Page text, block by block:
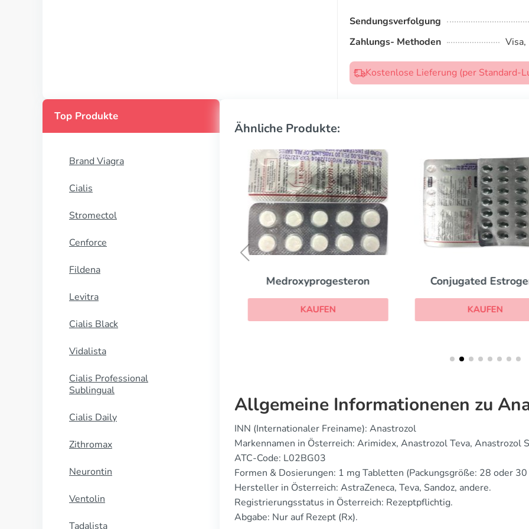
Sendungsverfolgung
Zahlungs- Methoden
Visa,
Kostenlose Lieferung (per
Top Produkte
Brand Viagra
Cialis
Stromectol
Cenforce
Fildena
Levitra
Cialis Black
Vidalista
Cialis Professional
Sublingual
Cialis Daily
Zithromax
Neurontin
Ventolin
Tadalista
Ähnliche Produkte:
Medroxyprogesteron
KAUFEN
Conjugated
KAUFEN
Allgemeine Informationenen zu
INN (Internationaler Freiname): Anastrozol
Markennamen in Österreich: Arimidex, Anastrozol Teva, Anastrozol
ATC-Code: L02BG03
Formen & Dosierungen: 1 mg Tabletten (Packungsgröße: 28 oder
Hersteller in Österreich: AstraZeneca, Teva, Sandoz, andere.
Registrierungsstatus in Österreich: Rezeptpflichtig.
Abgabe: Nur auf Rezept (Rx).